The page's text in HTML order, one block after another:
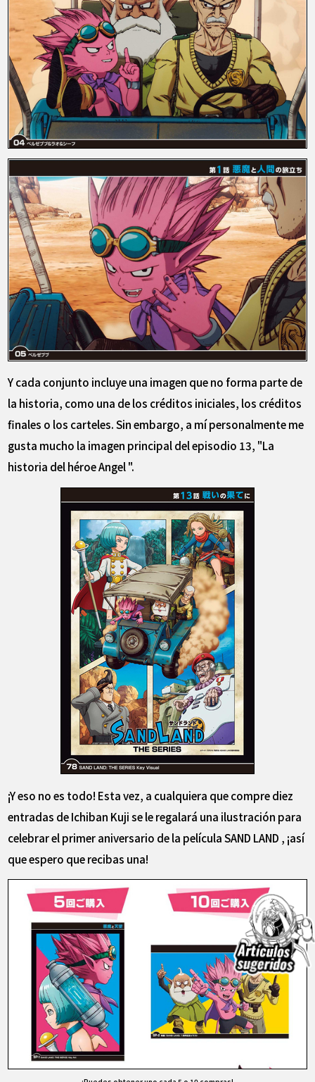
Y cada conjunto incluye una imagen que no forma parte de
la historia, como una de los créditos iniciales, los créditos
finales o los carteles. Sin embargo, a mí personalmente me
gusta mucho la imagen principal del episodio 13, "La
historia del héroe Angel ".
¡Y eso no es todo! Esta vez, a cualquiera que compre diez
entradas de Ichiban Kuji se le regalará una ilustración para
celebrar el primer aniversario de la película SAND LAND , ¡así
que espero que recibas una!